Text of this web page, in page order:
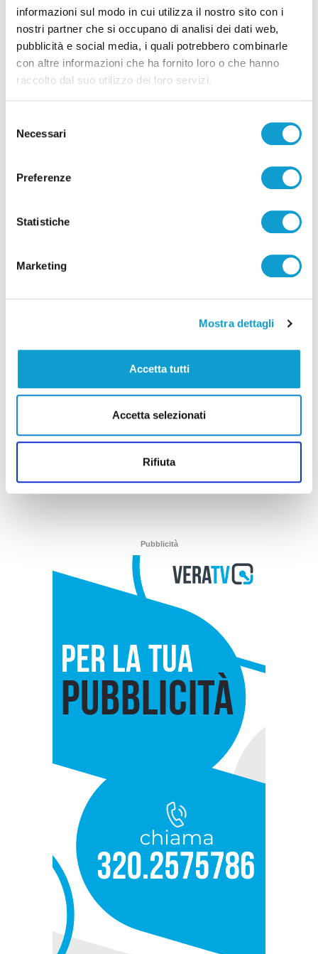
informazioni sul modo in cui utilizza il nostro sito con i
nostri partner che si occupano di analisi dei dati web,
pubblicità e social media, i quali potrebbero combinarle
con altre informazioni che ha fornito loro o che hanno
raccolto dal suo utilizzo dei loro servizi.
delNecessari
Preferenze
Statistiche
Marketing
Mostra dettagli
Accetta tutti
Accetta selezionati
Rifiuta
Stop al superbonus nel cratere sisma, dal
Pd interrogazione urgente al ministro
Giorgetti
ufficializzati 100 milioni per il
1(current)
Pubblicità